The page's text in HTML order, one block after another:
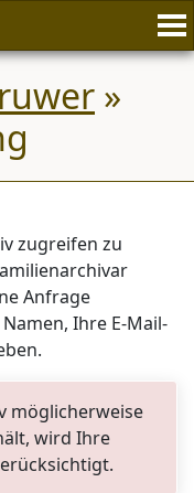
»
zugreifen zu
Anfrage
Ihre E-Mail-
möglicherweise
wird Ihre